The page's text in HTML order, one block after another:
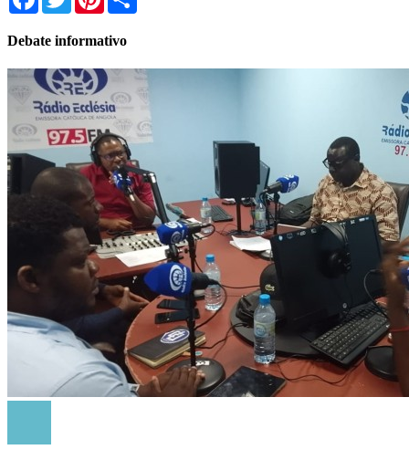
Debate informativo